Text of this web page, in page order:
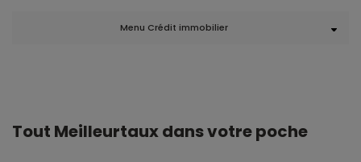
Menu Crédit immobilier
Tout Meilleurtaux dans votre poche